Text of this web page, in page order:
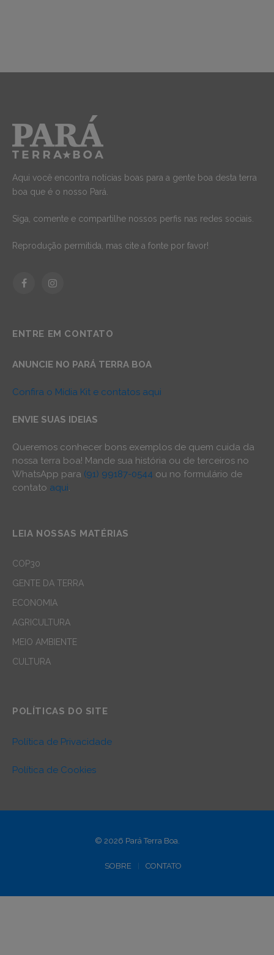
Aqui você encontra notícias boas para a gente boa desta terra
boa que é o nosso Pará.
Siga, comente e compartilhe nossos perfis nas redes sociais.
Reprodução permitida, mas cite a fonte por favor!
FacebookInstagram
ENTRE EM CONTATO
ANUNCIE NO PARÁ TERRA BOA
Confira o Mídia Kit e contatos aqui
ENVIE SUAS IDEIAS
Queremos conhecer bons exemplos de quem cuida da
nossa terra boa! Mande sua história ou de terceiros no
WhatsApp para (91) 99187-0544 ou no formulário de
contato aqui.
LEIA NOSSAS MATÉRIAS
COP30
GENTE DA TERRA
ECONOMIA
AGRICULTURA
MEIO AMBIENTE
CULTURA
POLÍTICAS DO SITE
Política de Privacidade
Política de Cookies
© 2026 Pará Terra Boa.
SOBRE CONTATO